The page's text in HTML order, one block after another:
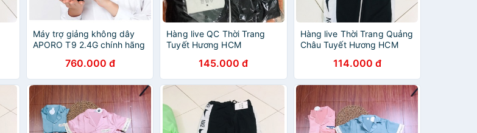
Máy trợ giảng không dây
APORO T9 2.4G chính hãng
760.000 đ
Hàng live QC Thời Trang
Tuyết Hương HCM
145.000 đ
Hàng live Thời Trang Quảng
Châu Tuyết Hương HCM
114.000 đ